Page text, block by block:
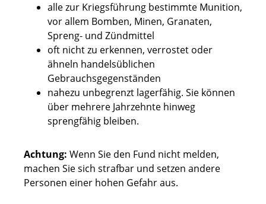
alle zur Kriegsführung bestimmte Munition,
vor allem Bomben, Minen, Granaten,
Spreng- und Zündmittel
oft nicht zu erkennen, verrostet oder
ähneln handelsüblichen
Gebrauchsgegenständen
nahezu unbegrenzt lagerfähig. Sie können
über mehrere Jahrzehnte hinweg
sprengfähig bleiben.
Achtung: Wenn Sie den Fund nicht melden,
machen Sie sich strafbar und setzen andere
Personen einer hohen Gefahr aus.